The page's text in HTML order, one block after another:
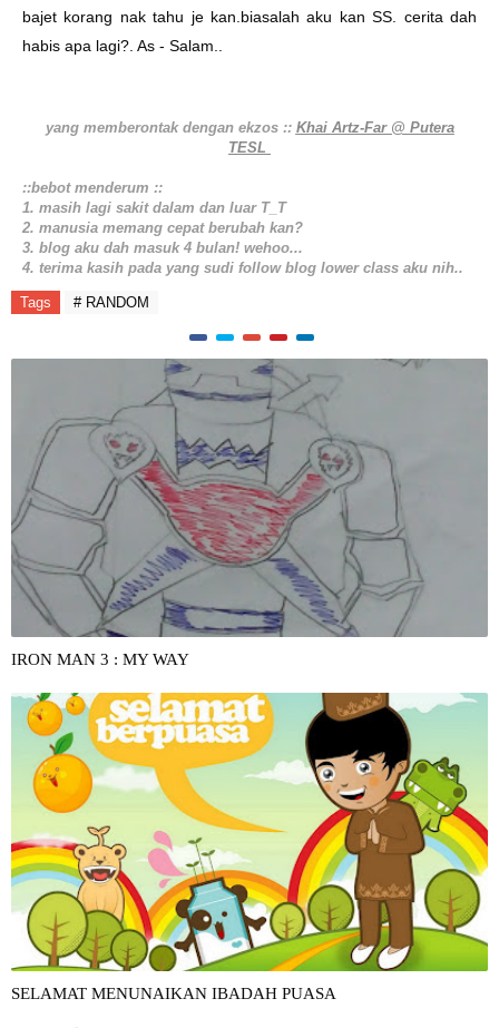
bajet korang nak tahu je kan.biasalah aku kan SS. cerita dah
habis apa lagi?. As - Salam..
yang memberontak dengan ekzos :: Khai Artz-Far @ Putera
TESL
::bebot menderum ::
1. masih lagi sakit dalam dan luar T_T
2. manusia memang cepat berubah kan?
3. blog aku dah masuk 4 bulan! wehoo...
4. terima kasih pada yang sudi follow blog lower class aku nih..
Tags # RANDOM
IRON MAN 3 : MY WAY
SELAMAT MENUNAIKAN IBADAH PUASA